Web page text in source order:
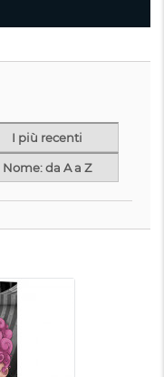
I più recenti
Nome: da A a Z